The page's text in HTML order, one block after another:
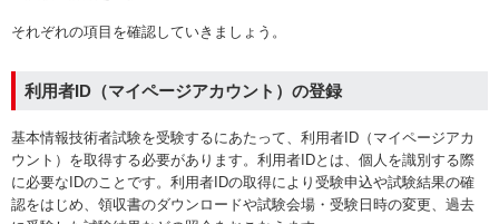
それぞれの項目を確認していきましょう。
利用者ID（マイページアカウント）の登録
基本情報技術者試験を受験するにあたって、利用者ID（マイページアカ
ウント）を取得する必要があります。利用者IDとは、個人を識別する際
に必要なIDのことです。利用者IDの取得により受験申込や試験結果の確
認をはじめ、領収書のダウンロードや試験会場・受験日時の変更、過去